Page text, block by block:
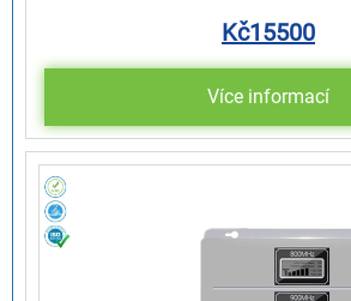
Kč15500
Více informací